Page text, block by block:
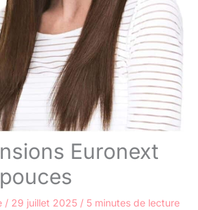
Euronext
/ 29 juillet 2025 / 5 minutes de lecture